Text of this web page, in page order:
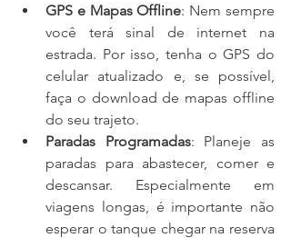
GPS e Mapas Offline: Nem sempre
você terá sinal de internet na
estrada. Por isso, tenha o GPS do
celular atualizado e, se possível,
faça o download de mapas offline
do seu trajeto.
Paradas Programadas: Planeje as
paradas para abastecer, comer e
descansar. Especialmente em
viagens longas, é importante não
esperar o tanque chegar na reserva